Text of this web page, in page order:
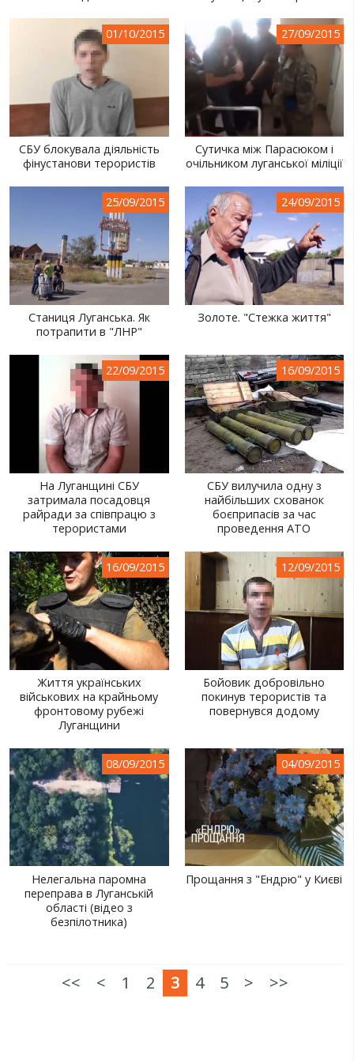
01/10/2015
СБУ блокувала діяльність
фінустанови терористів
27/09/2015
Сутичка між Парасюком і
очільником луганської міліції
25/09/2015
Станиця Луганська. Як
потрапити в "ЛНР"
24/09/2015
Золоте. "Стежка життя"
22/09/2015
На Луганщині СБУ
затримала посадовця
райради за співпрацю з
терористами
16/09/2015
СБУ вилучила одну з
найбільших схованок
боєприпасів за час
проведення АТО
16/09/2015
Життя українських
військових на крайньому
фронтовому рубежі
Луганщини
12/09/2015
Бойовик добровільно
покинув терористів та
повернувся додому
08/09/2015
Нелегальна паромна
переправа в Луганській
області (відео з
безпілотника)
04/09/2015
Прощання з "Ендрю" у Києві
<< < 1 2 3 4 5 > >>